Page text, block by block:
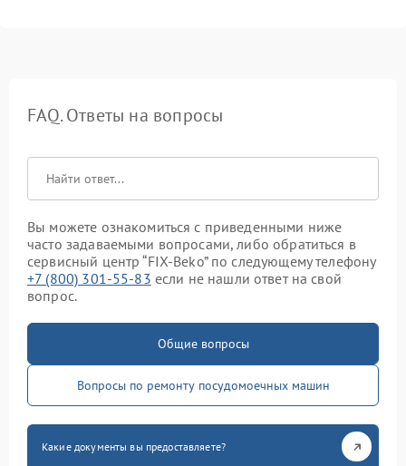
FAQ. Ответы на вопросы
Вы можете ознакомиться с приведенными ниже
часто задаваемыми вопросами, либо обратиться в
сервисный центр “FIX-Beko” по следующему телефону
+7 (800) 301-55-83 если не нашли ответ на свой
вопрос.
Общие вопросы
Вопросы по ремонту посудомоечных машин
Какие документы вы предоставляете?